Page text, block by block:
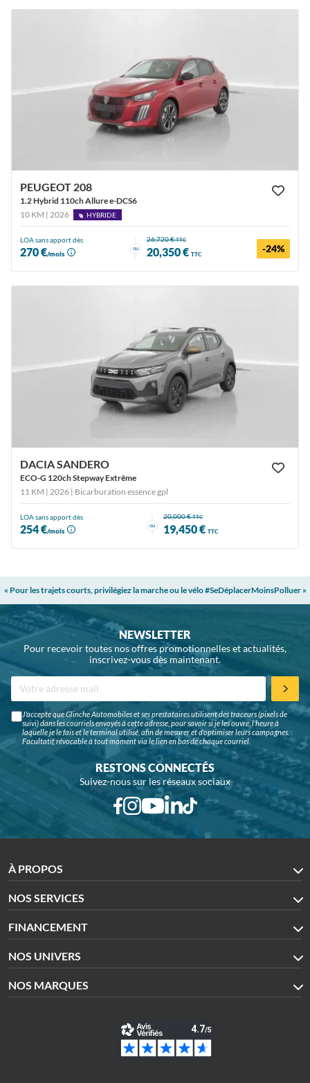
PEUGEOT 208
1.2 Hybrid 110ch Allure e-DCS6
10 KM | 2026
HYBRIDE
LOA sans apport dès
270 €/mois
ou
26,720 €TTC
20,350 € TTC -24%
DACIA SANDERO
ECO-G 120ch Stepway Extrême
11 KM | 2026 | Bicarburation essence gpl
LOA sans apport dès
254 €/mois
ou
20,000 €TTC
19,450 € TTC
« Pour les trajets courts, privilégiez la marche ou le vélo #SeDéplacerMoinsPolluer »
NEWSLETTER
Pour recevoir toutes nos offres promotionnelles et actualités,
inscrivez-vous dès maintenant.
J'accepte que Glinche Automobiles et ses prestataires utilisent des traceurs (pixels de
suivi) dans les courriels envoyés à cette adresse, pour savoir si je les ouvre, l'heure à
laquelle je le fais et le terminal utilisé, afin de mesurer et d'optimiser leurs campagnes.
Facultatif, révocable à tout moment via le lien en bas de chaque courriel.
RESTONS CONNECTÉS
Suivez-nous sur les réseaux sociaux
À PROPOS
NOS SERVICES
FINANCEMENT
NOS UNIVERS
NOS MARQUES